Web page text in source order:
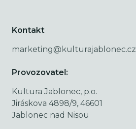
Kontakt
marketing@kulturajablonec.cz
Provozovatel:
Kultura Jablonec, p.o.
Jiráskova 4898/9, 46601
Jablonec nad Nisou